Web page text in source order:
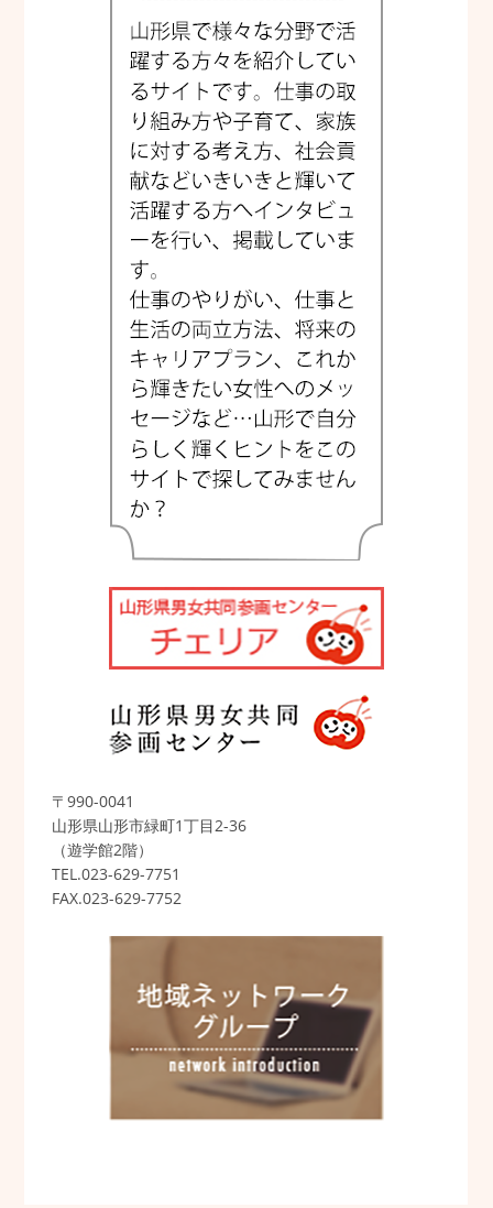
〒990-0041
山形県山形市緑町1丁目2-36
（遊学館2階）
TEL.023-629-7751
FAX.023-629-7752